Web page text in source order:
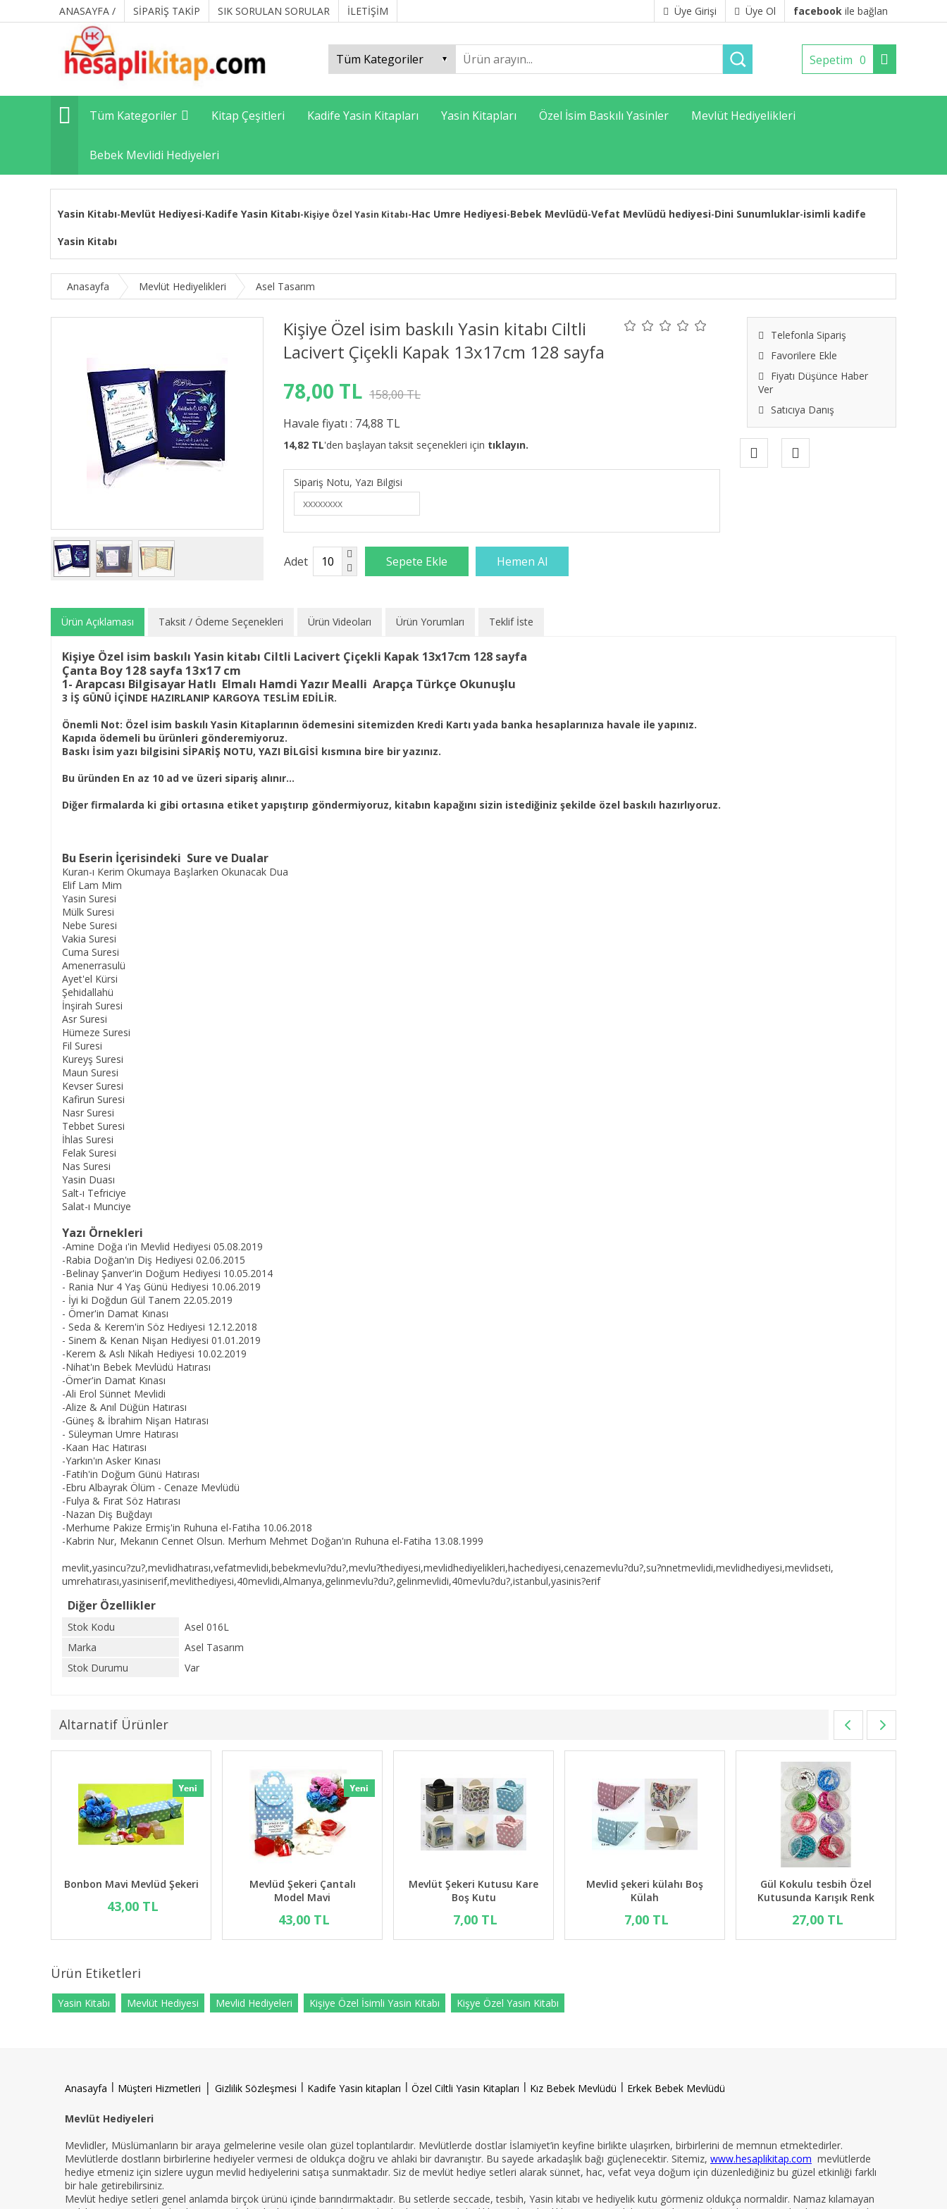
ANASAYFA / SİPARİŞ TAKİP SIK SORULAN SORULAR İLETİŞİM Üye Girişi Üye Ol facebook ile bağlan
Sepetim 0
Tüm Kategoriler Kitap Çeşitleri Kadife Yasin Kitapları Yasin Kitapları Özel İsim Baskılı Yasinler Mevlüt Hediyelikleri
Bebek Mevlidi Hediyeleri
Yasin Kitabı-Mevlüt Hediyesi-Kadife Yasin Kitabı-Kişiye Özel Yasin Kitabı-Hac Umre Hediyesi-Bebek Mevlüdü-Vefat Mevlüdü hediyesi-Dini Sunumluklar-isimli kadife
Yasin Kitabı
Anasayfa Mevlüt Hediyelikleri Asel Tasarım
Kişiye Özel isim baskılı Yasin kitabı Ciltli
Lacivert Çiçekli Kapak 13x17cm 128 sayfa
Telefonla Sipariş
Favorilere Ekle
Fiyatı Düşünce Haber
Ver
Satıcıya Danış
78,00 TL 158,00 TL
Havale fiyatı : 74,88 TL
14,82 TL'den başlayan taksit seçenekleri için tıklayın.
Sipariş Notu, Yazı Bilgisi
Adet
Ürün Açıklaması Taksit / Ödeme Seçenekleri Ürün Videoları Ürün Yorumları Teklif İste
Kişiye Özel isim baskılı Yasin kitabı Ciltli Lacivert Çiçekli Kapak 13x17cm 128 sayfa
Çanta Boy 128 sayfa 13x17 cm
1- Arapcası Bilgisayar Hatlı Elmalı Hamdi Yazır Mealli Arapça Türkçe Okunuşlu
3 İŞ GÜNÜ İÇİNDE HAZIRLANIP KARGOYA TESLİM EDİLİR.
Önemli Not: Özel isim baskılı Yasin Kitaplarının ödemesini sitemizden Kredi Kartı yada banka hesaplarınıza havale ile yapınız.
Kapıda ödemeli bu ürünleri gönderemiyoruz.
Baskı İsim yazı bilgisini SİPARİŞ NOTU, YAZI BİLGİSİ kısmına bire bir yazınız.
Bu üründen En az 10 ad ve üzeri sipariş alınır...
Diğer firmalarda ki gibi ortasına etiket yapıştırıp göndermiyoruz, kitabın kapağını sizin istediğiniz şekilde özel baskılı hazırlıyoruz.
Bu Eserin İçerisindeki Sure ve Dualar
Kuran-ı Kerim Okumaya Başlarken Okunacak Dua
Elif Lam Mim
Yasin Suresi
Mülk Suresi
Nebe Suresi
Vakia Suresi
Cuma Suresi
Amenerrasulü
Ayet'el Kürsi
Şehidallahü
İnşirah Suresi
Asr Suresi
Hümeze Suresi
Fil Suresi
Kureyş Suresi
Maun Suresi
Kevser Suresi
Kafirun Suresi
Nasr Suresi
Tebbet Suresi
İhlas Suresi
Felak Suresi
Nas Suresi
Yasin Duası
Salt-ı Tefriciye
Salat-ı Munciye
Yazı Örnekleri
-Amine Doğa ı'in Mevlid Hediyesi 05.08.2019
-Rabia Doğan'ın Diş Hediyesi 02.06.2015
-Belinay Şanver'in Doğum Hediyesi 10.05.2014
- Rania Nur 4 Yaş Günü Hediyesi 10.06.2019
- İyi ki Doğdun Gül Tanem 22.05.2019
- Ömer'in Damat Kınası
- Seda & Kerem'in Söz Hediyesi 12.12.2018
- Sinem & Kenan Nişan Hediyesi 01.01.2019
-Kerem & Aslı Nikah Hediyesi 10.02.2019
-Nihat'ın Bebek Mevlüdü Hatırası
-Ömer'in Damat Kınası
-Ali Erol Sünnet Mevlidi
-Alize & Anıl Düğün Hatırası
-Güneş & İbrahim Nişan Hatırası
- Süleyman Umre Hatırası
-Kaan Hac Hatırası
-Yarkın'ın Asker Kınası
-Fatih'in Doğum Günü Hatırası
-Ebru Albayrak Ölüm - Cenaze Mevlüdü
-Fulya & Fırat Söz Hatırası
-Nazan Diş Buğdayı
-Merhume Pakize Ermiş'in Ruhuna el-Fatiha 10.06.2018
-Kabrin Nur, Mekanın Cennet Olsun. Merhum Mehmet Doğan'ın Ruhuna el-Fatiha 13.08.1999
mevlit,yasincu?zu?,mevlidhatırası,vefatmevlidi,bebekmevlu?du?,mevlu?thediyesi,mevlidhediyelikleri,hachediyesi,cenazemevlu?du?,su?nnetmevlidi,mevlidhediyesi,mevlidseti,
umrehatırası,yasiniserif,mevlithediyesi,40mevlidi,Almanya,gelinmevlu?du?,gelinmevlidi,40mevlu?du?,istanbul,yasinis?erif
Diğer Özellikler
Stok Kodu
Asel 016L
Marka
Asel Tasarım
Stok Durumu
Var
Altarnatif Ürünler
Desenli Mevlüd Şekeri
Bonbon Pembe Mevlüd
Bonbon Mavi Mevlüd Şekeri
Mevlüd Şekeri Çantalı
Mevlüt Şekeri Kutusu Kare
Mevlid şekeri külahı
Ürün Etiketleri
Yasin Kitabı Mevlüt Hediyesi Mevlid Hediyeleri Kişiye Özel İsimli Yasin Kitabı Kişye Özel Yasin Kitabı
Anasayfa l Müşteri Hizmetleri | Gizlilik Sözleşmesi l Kadife Yasin kitapları l Özel Ciltli Yasin Kitapları l Kız Bebek Mevlüdü l Erkek Bebek Mevlüdü
Mevlüt Hediyeleri
Mevlidler, Müslümanların bir araya gelmelerine vesile olan güzel toplantılardır. Mevlütlerde dostlar İslamiyet’in keyfine birlikte ulaşırken, birbirlerini de memnun etmektedirler.
Mevlütlerde dostların birbirlerine hediyeler vermesi de oldukça doğru ve ahlaki bir davranıştır. Bu sayede arkadaşlık bağı güçlenecektir. Sitemiz, www.hesaplikitap.com mevlütlerde
hediye etmeniz için sizlere uygun mevlid hediyelerini satışa sunmaktadır. Siz de mevlüt hediye setleri alarak sünnet, hac, vefat veya doğum için düzenlediğiniz bu güzel etkinliği farklı
bir hale getirebilirsiniz.
Mevlüt hediye setleri genel anlamda birçok ürünü içinde barındırmaktadır. Bu setlerde seccade, tesbih, Yasin kitabı ve hediyelik kutu görmeniz oldukça normaldir. Namaz kılamayan